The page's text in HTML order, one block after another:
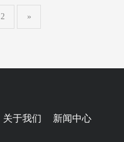
2 »
关于我们 新闻中心